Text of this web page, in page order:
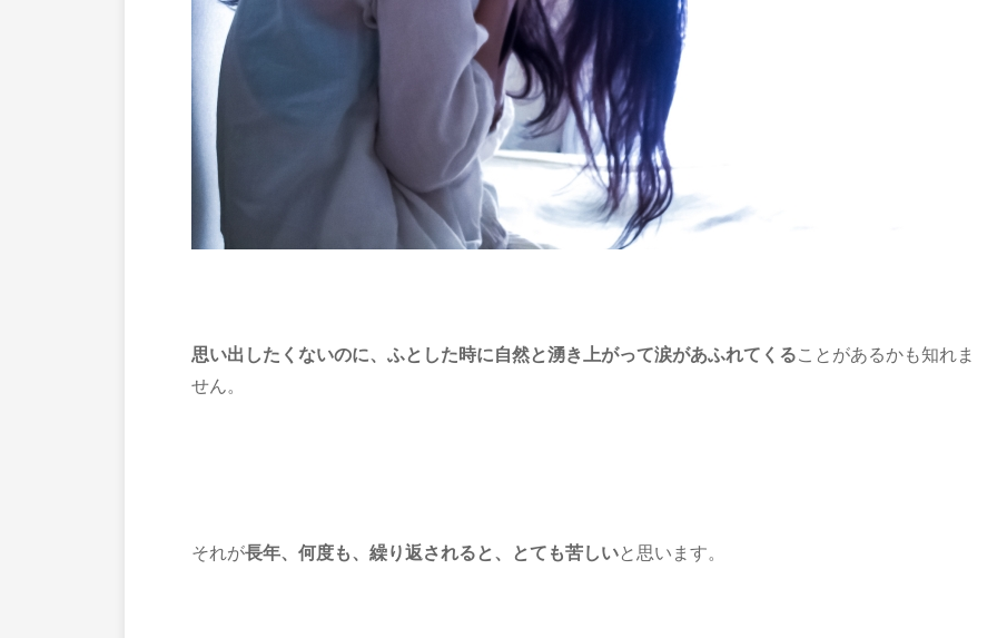
思い出したくないのに、ふとした時に自然と湧き上がって涙があふれてくることがあるかも知れま
せん。
それが長年、何度も、繰り返されると、とても苦しいと思います。